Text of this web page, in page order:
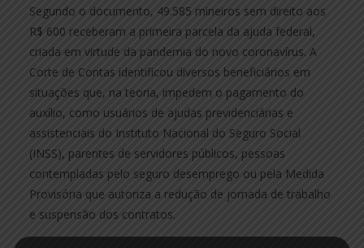
Segundo o documento, 49.585 mineiros sem direito aos
R$ 600 receberam a primeira parcela da ajuda federal,
criada em virtude da pandemia do novo coronavírus. A
Corte de Contas identificou diversos beneficiários em
situações que, na teoria, impedem o pagamento do
auxílio, como usuários de ajudas previdenciárias e
assistenciais do Instituto Nacional do Seguro Social
(INSS), parentes de servidores públicos, pessoas
contempladas pelo seguro desemprego ou pela Medida
Provisória que autoriza a redução de jornada de trabalho
e suspensão dos contratos.